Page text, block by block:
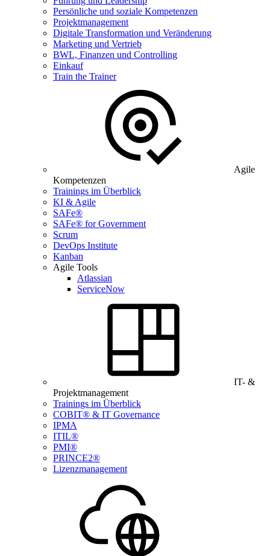
Persönliche und soziale Kompetenzen
Projektmanagement
Digitale Transformation und Veränderung
Marketing und Vertrieb
BWL, Finanzen und Controlling
Einkauf
Train the Trainer
Agile
Kompetenzen
Trainings im Überblick
KI & Agile
SAFe®
SAFe® for Government
Scrum
DevOps Institute
Kanban
Agile Tools
Atlassian
ServiceNow
IT- &
Projektmanagement
Trainings im Überblick
COBIT® & IT Governance
IPMA
ITIL®
PMI®
PRINCE2®
Lizenzmanagement